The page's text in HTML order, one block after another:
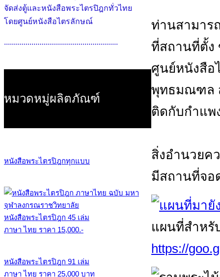
จัดส่งตู้และหนังสือพระไตรปิฎกทั่วไทย
โดยศูนย์หนังสือไตรลักษณ์
..........................................................
หมวดหมู่ผลิตภัณฑ์
หนังสือพระไตรปิฎกทุกแบบ
หนังสือพระไตรปิฎก 45 เล่ม
ภาษา ไทย ราคา 15,000.-
หนังสือพระไตรปิฎก 91 เล่ม
ภาษา ไทย ราคา 25,000 บาท
ท่านสามาร
ที่สถานที่ตั้ง
ศูนย์หนังสือ
พุทธมณฑล
ติดกับกำแ
สิ่งอำนวยค
มีสถานที่จอ
แผนที่สำหรั
https://